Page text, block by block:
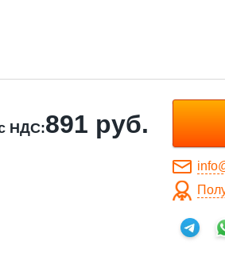
НДС:891 руб.